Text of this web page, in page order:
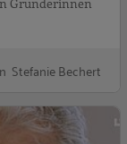
Stefanie Bechert